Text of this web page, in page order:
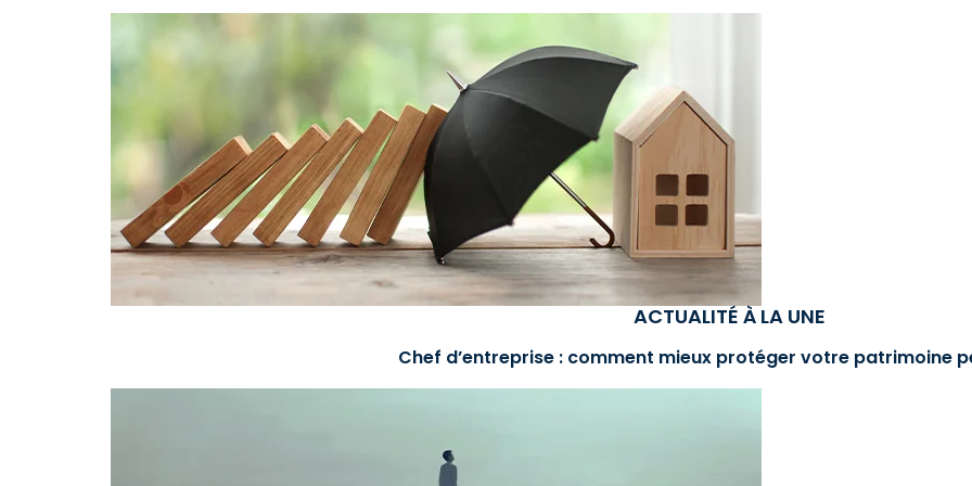
ACTUALITÉ À LA UNE
Chef d’entreprise : comment mieux protéger votre patrimoine